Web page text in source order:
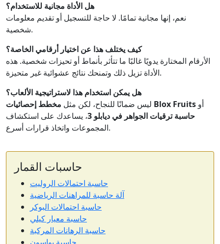
هل الأداة مجانية للاستخدام؟
نعم، إنها مجانية تمامًا. لا حاجة للتسجيل أو تقديم معلومات
شخصية.
كيف يختلف هذا عن اختيار أرقامي الخاصة؟
الأرقام المختارة يدويًا غالبًا ما تتأثر بأنماط أو تحيزات شخصية. هذه
الأداة تزيل ذلك وتمنحك نتائج عشوائية غير متحيزة.
هل يمكن استخدام هذا لاستراتيجية الألعاب؟
ليس ضمانًا للنجاح، لكن مثل مخطط إحصائيات Blox Fruits أو
حاسبة ترقيات الجواهر في ديابلو 3
، يساعدك على استكشاف
المجموعات واتخاذ قرارات أسرع.
حاسبات القمار
حاسبة احتمالات الروليت
آلة حاسبة للمراهنات الرياضية
حاسبة احتمالات البوكر
حاسبة معيار كيلي
حاسبة الرهانات المركبة